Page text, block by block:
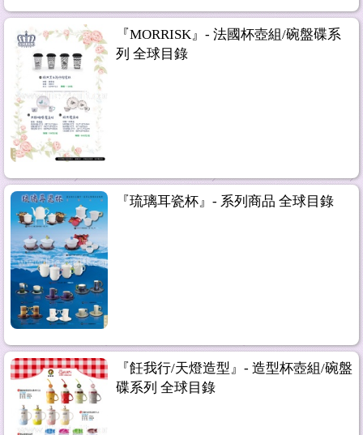
『MORRISK』- 法國杯壺組/碗盤碟系
列 全球目錄
『琉璃耳瓷杯』- 系列商品 全球目錄
『飪我行/天燈造型』- 造型杯壺組/碗盤
碟系列 全球目錄